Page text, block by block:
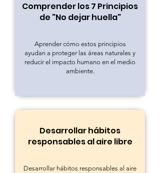
Comprender los 7 Principios
de "No dejar huella"
Aprender cómo estos principios
ayudan a proteger las áreas naturales y
reducir el impacto humano en el medio
ambiente.
Desarrollar hábitos
responsables al aire libre
Desarrollar hábitos responsables al aire